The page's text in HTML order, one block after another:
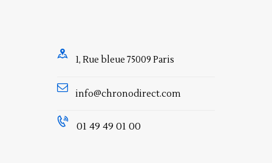
1, Rue bleue 75009 Paris
info@chronodirect.com
01 49 49 01 00